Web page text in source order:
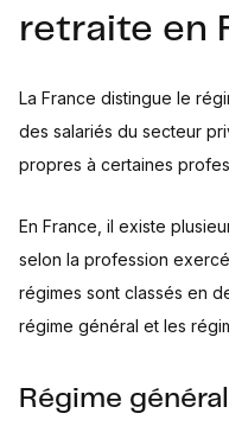
retraite en
La France distingue le
des salariés du secteur
propres à certaines
En France, il existe
selon la profession
régimes sont classés en
régime général et les
Régime général